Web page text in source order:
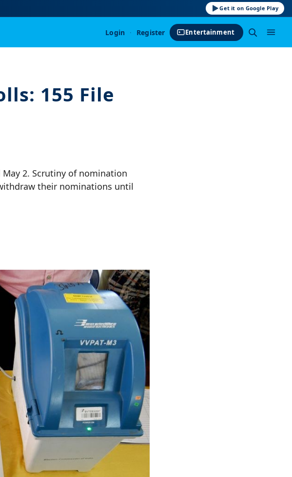
Get it on Google Play
Login · Register Entertainment
155 File
2. Scrutiny of nomination
their nominations until